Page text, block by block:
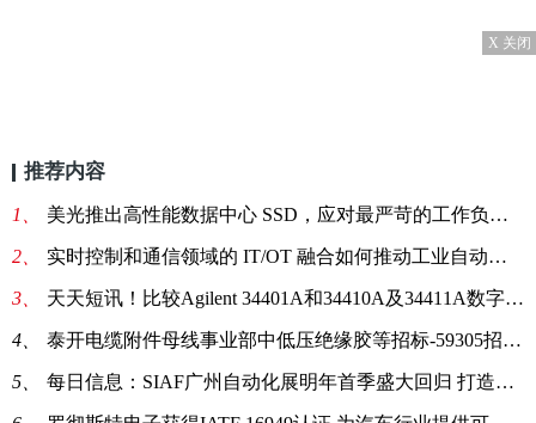
X 关闭
推荐内容
1、 美光推出高性能数据中心 SSD，应对最严苛的工作负载挑战 天天热消息
2、 实时控制和通信领域的 IT/OT 融合如何推动工业自动化-天天热点
3、 天天短讯！比较Agilent 34401A和34410A及34411A数字万用表
4、 泰开电缆附件母线事业部中低压绝缘胶等招标-59305招标公告
5、 每日信息：SIAF广州自动化展明年首季盛大回归 打造商机蓬勃的行业盛会